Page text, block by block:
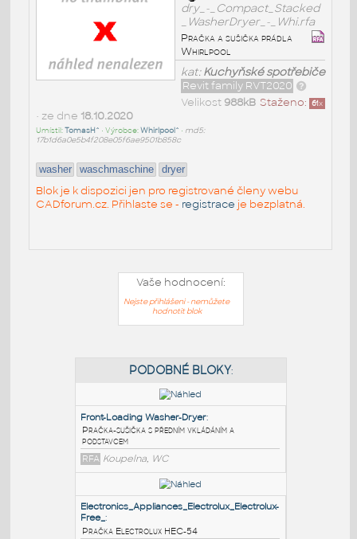
dry_-_Compact_Stacked
_WasherDryer_-_Whi.rfa
Pračka a sušička prádla
Whirlpool
kat:Kuchyňské spotřebiče
Revit family RVT2020
Staženo: 61x
Velikost 988kB
• ze dne 18.10.2020
Umístil:TomasH^ • Výrobce:Whirlpool^ • md5:
17b1d6a0e5b4f208e05f6ae9501b858c
washer waschmaschine dryer
Blok je k dispozici jen pro registrované členy webu
CADforum.cz. Přihlaste se - registrace je bezplatná.
Vaše hodnocení:
Nejste přihlášeni - nemůžete
hodnotit blok
PODOBNÉ BLOKY: